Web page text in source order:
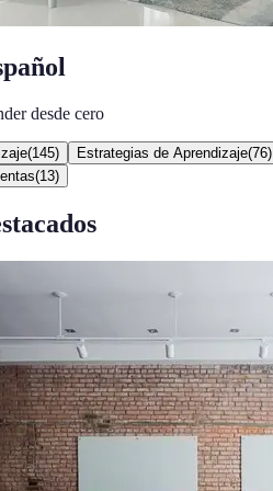
desde cero
(145) Estrategias de Aprendizaje(76)
(13)